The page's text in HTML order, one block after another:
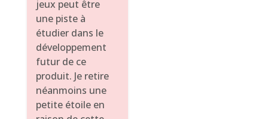
jeux peut être
une piste à
étudier dans le
développement
futur de ce
produit. Je retire
néanmoins une
petite étoile en